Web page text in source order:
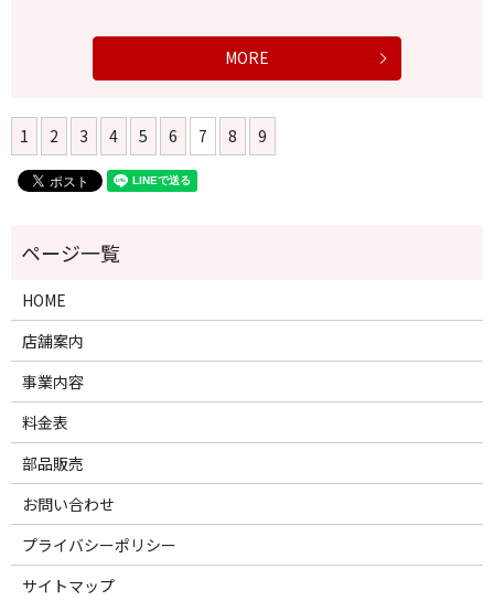
MORE
1 2 3 4 5 6 7 8 9
HOME
店舗案内
事業内容
料金表
部品販売
お問い合わせ
プライバシーポリシー
サイトマップ